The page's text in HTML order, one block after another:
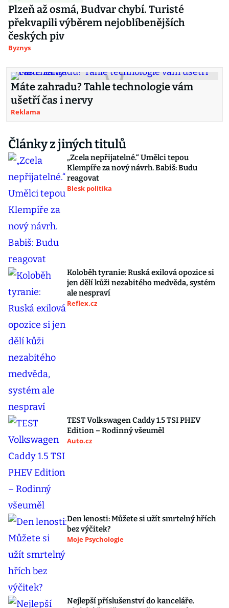
Plzeň až osmá, Budvar chybí. Turisté
překvapili výběrem nejoblíbenějších
českých piv
Byznys
Máte zahradu? Tahle technologie vám
ušetří čas i nervy
Reklama
Články z jiných titulů
„Zcela nepřijatelné.“ Umělci tepou
Klempíře za nový návrh. Babiš: Budu
reagovat
Blesk politika
Koloběh tyranie: Ruská exilová opozice si
jen dělí kůži nezabitého medvěda, systém
ale nespraví
Reflex.cz
TEST Volkswagen Caddy 1.5 TSI PHEV
Edition – Rodinný všeuměl
Auto.cz
Den lenosti: Můžete si užít smrtelný hřích
bez výčitek?
Moje Psychologie
Nejlepší příslušenství do kanceláře.